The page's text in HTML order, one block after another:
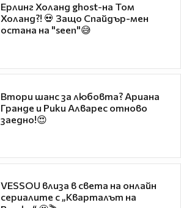
Ерлинг Холанд ghost-на Том
Холанд?! 💀 Защо Спайдър-мен
остана на "seen"😅
Втори шанс за любовта? Ариана
Гранде и Рики Алварес отново
заедно!😍
VESSOU влиза в света на онлайн
сериалите с „Кварталът на